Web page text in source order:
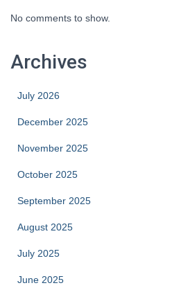
No comments to show.
Archives
July 2026
December 2025
November 2025
October 2025
September 2025
August 2025
July 2025
June 2025